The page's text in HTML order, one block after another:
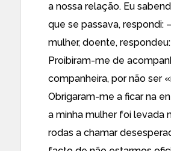
a nossa relação. Eu
que se passava, respondi:
mulher, doente,
Proibiram-me de
companheira, por não ser
Obrigaram-me a ficar na
a minha mulher foi levada
rodas a chamar